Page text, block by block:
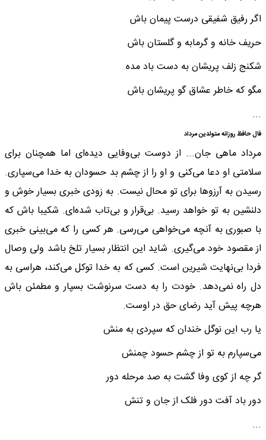
اگر رفیق شفیقی درست پیمان باش
حریف خانه و گرمابه و گلستان باش
شکنج زلف پریشان به دست باد مده
مگو که خاطر عشاق گو پریشان باش
...
فال حافظ روزانه متولدین مرداد
مرداد ماهی جان... از دوست بی‌وفایی دیده‌ای اما همچنان برای
سلامتی او دعا می‌کنی و او را از چشم بد حسودان به خدا می‌سپاری.
رسیدن به آرزوها برای تو محال نیست. به زودی خبری بسیار خوش و
دلنشین به تو خواهد رسید. بی‌قرار و بی‌تاب شده‌ای. شکیبا باش که
با صبوری به آنچه می‌خواهی می‌رسی. هر کسی را که می‌بینی خبری
از مقصود خود می‌گیری. شاید این انتظار بسیار تلخ باشد ولی وصال
فردا بی‌نهایت شیرین است. کسی که به خدا توکل می‌کند، هراسی به
دل راه نمی‌دهد. خودت را به دست سرنوشت بسپار و مطمئن باش
هرچه پیش آید رضای حق در اوست.
یا رب این نوگل خندان که سپردی به منش
می‌سپارم به تو از چشم حسود چمنش
گر چه از کوی وفا گشت به صد مرحله دور
دور باد آفت دور فلک از جان و تنش
...